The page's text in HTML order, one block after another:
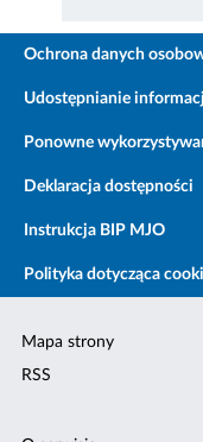
Ochrona danych
Udostępnianie
Ponowne
Deklaracja dostępności
Instrukcja BIP MJO
Polityka dotycząca
Mapa strony
RSS